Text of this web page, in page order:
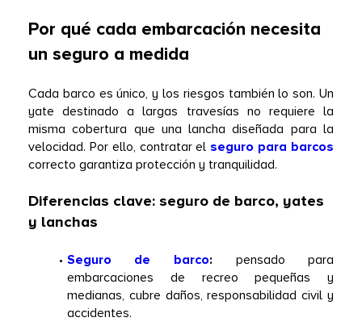
Por qué cada embarcación necesita
un seguro a medida
Cada barco es único, y los riesgos también lo son. Un
yate destinado a largas travesías no requiere la
misma cobertura que una lancha diseñada para la
velocidad. Por ello, contratar el seguro para barcos
correcto garantiza protección y tranquilidad.
Diferencias clave: seguro de barco, yates
y lanchas
Seguro de barco: pensado para
embarcaciones de recreo pequeñas y
medianas, cubre daños, responsabilidad civil y
accidentes.